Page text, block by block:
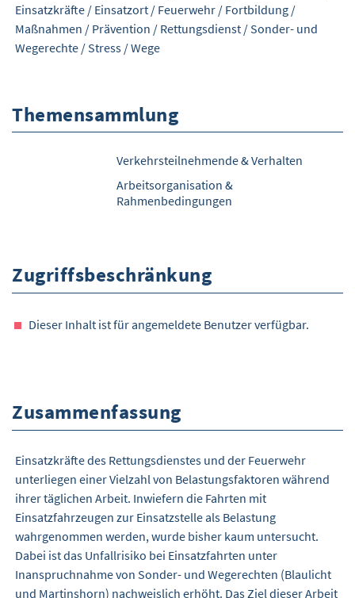
Einsatzkräfte / Einsatzort / Feuerwehr / Fortbildung /
Maßnahmen / Prävention / Rettungsdienst / Sonder- und
Wegerechte / Stress /Wege
Themensammlung
Verkehrsteilnehmende & Verhalten
Arbeitsorganisation &
Rahmenbedingungen
Zugriffsbeschränkung
Dieser Inhalt ist für angemeldete Benutzer verfügbar.
Zusammenfassung
Einsatzkräfte des Rettungsdienstes und der Feuerwehr
unterliegen einer Vielzahl von Belastungsfaktoren während
ihrer täglichen Arbeit. Inwiefern die Fahrten mit
Einsatzfahrzeugen zur Einsatzstelle als Belastung
wahrgenommen werden, wurde bisher kaum untersucht.
Dabei ist das Unfallrisiko bei Einsatzfahrten unter
Inanspruchnahme von Sonder- und Wegerechten (Blaulicht
und Martinshorn) nachweislich erhöht. Das Ziel dieser Arbeit